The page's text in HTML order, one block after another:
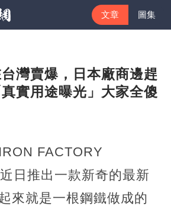
文章 圖集
灣賣爆，日本廠商邊趕
實用途曝光」大家全傻
FACTORY
日推出一款新奇的最新
來就是一根鋼鐵做成的